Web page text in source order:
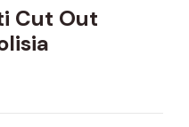
Cut Out